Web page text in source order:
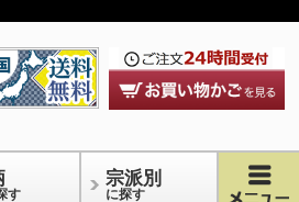
す
宗派別
に探す